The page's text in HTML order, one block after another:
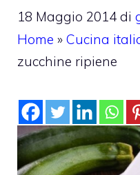
18 Maggio 2014 di
Home » Cucina
zucchine ripiene